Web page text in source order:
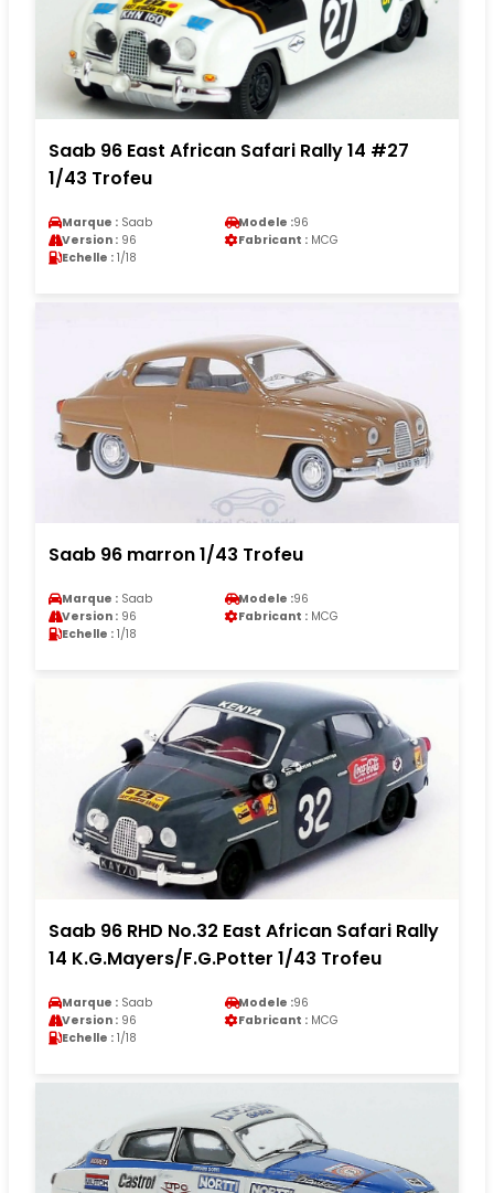
Saab 96 East African Safari Rally 14 #27
1/43 Trofeu
Marque : Saab Modele :96
Version : 96 Fabricant : MCG
Echelle : 1/18
Saab 96 marron 1/43 Trofeu
Marque : Saab Modele :96
Version : 96 Fabricant : MCG
Echelle : 1/18
Saab 96 RHD No.32 East African Safari Rally
14 K.G.Mayers/F.G.Potter 1/43 Trofeu
Marque : Saab Modele :96
Version : 96 Fabricant : MCG
Echelle : 1/18